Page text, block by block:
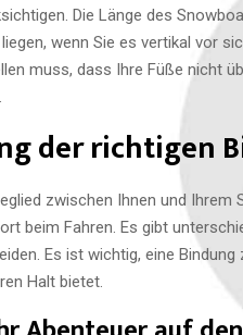
Die Länge des
wenn Sie es vertikal vor
muss, dass Ihre Füße nicht
der richtigen
zwischen Ihnen und
beim Fahren. Es gibt
Es ist wichtig, eine
Halt bietet.